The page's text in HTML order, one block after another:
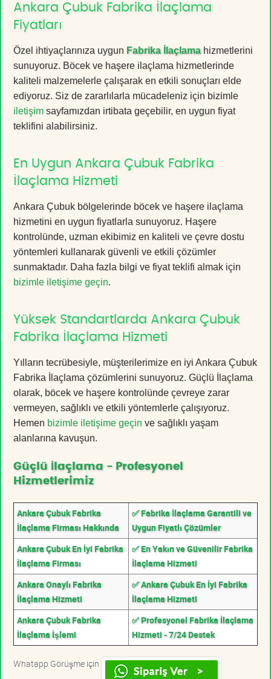
Ankara Çubuk Fabrika İlaçlama
Fiyatları
Özel ihtiyaçlarınıza uygun Fabrika İlaçlamahizmetlerini
sunuyoruz. Böcek ve haşere ilaçlama hizmetlerinde
kaliteli malzemelerle çalışarak en etkili sonuçları elde
ediyoruz. Siz de zararlılarla mücadeleniz için bizimle
iletişim sayfamızdan irtibata geçebilir, en uygun fiyat
teklifini alabilirsiniz.
En Uygun Ankara Çubuk Fabrika
İlaçlama Hizmeti
Ankara Çubuk bölgelerinde böcek ve haşere ilaçlama
hizmetini en uygun fiyatlarla sunuyoruz. Haşere
kontrolünde, uzman ekibimiz en kaliteli ve çevre dostu
yöntemleri kullanarak güvenli ve etkili çözümler
sunmaktadır. Daha fazla bilgi ve fiyat teklifi almak için
bizimle iletişime geçin.
Yüksek Standartlarda Ankara Çubuk
Fabrika İlaçlama Hizmeti
Yılların tecrübesiyle, müşterilerimize en iyi Ankara Çubuk
Fabrika İlaçlama çözümlerini sunuyoruz. Güçlü İlaçlama
olarak, böcek ve haşere kontrolünde çevreye zarar
vermeyen, sağlıklı ve etkili yöntemlerle çalışıyoruz.
Hemen bizimle iletişime geçin ve sağlıklı yaşam
alanlarına kavuşun.
Güçlü İlaçlama - Profesyonel
Hizmetlerimiz
Ankara Çubuk Fabrika
İlaçlama Firması Hakkında
✅ Fabrika İlaçlama Garantili ve
Uygun Fiyatlı Çözümler
Ankara Çubuk En İyi Fabrika
İlaçlama Firması
✅ En Yakın ve Güvenilir Fabrika
İlaçlama Hizmeti
Ankara Onaylı Fabrika
İlaçlama Hizmeti
✅ Ankara Çubuk En İyi Fabrika
İlaçlama Hizmeti
Ankara Çubuk Fabrika
İlaçlama İşlemi
✅ Profesyonel Fabrika İlaçlama
Hizmeti - 7/24 Destek
Whatapp Görüşme için